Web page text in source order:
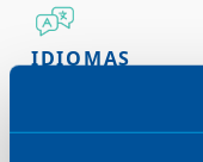
IDIOMAS
Clases de